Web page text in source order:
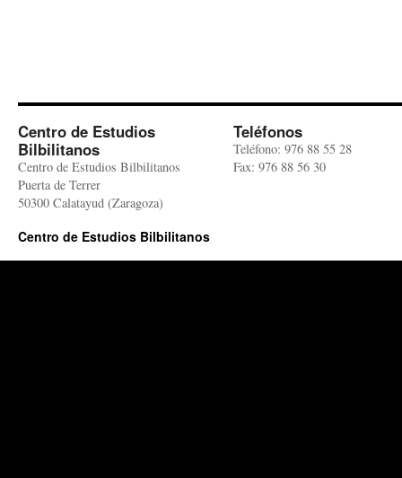
Centro de Estudios
Bilbilitanos
Centro de Estudios Bilbilitanos
Puerta de Terrer
50300 Calatayud (Zaragoza)
Teléfonos
Teléfono: 976 88 55 28
Fax: 976 88 56 30
Centro de Estudios Bilbilitanos